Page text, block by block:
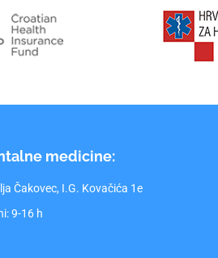
medicine:
Čakovec, I.G. Kovačića 1e
9-16 h